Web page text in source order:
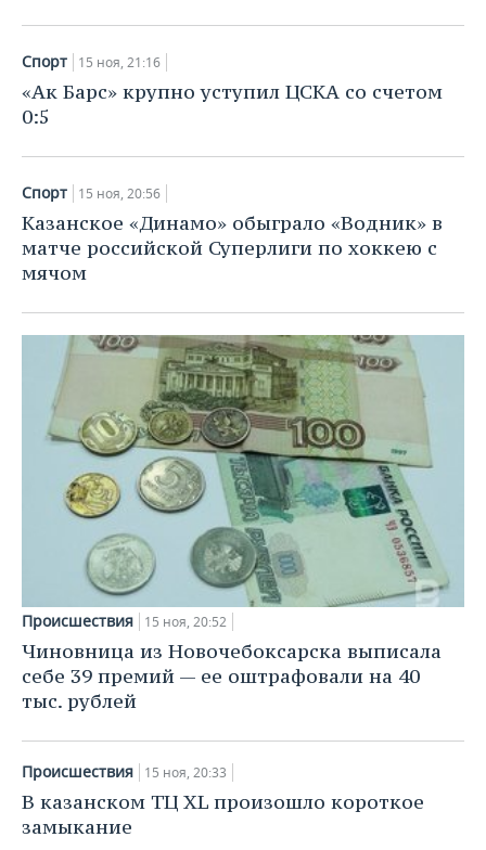
Спорт 15 ноя, 21:16
«Ак Барс» крупно уступил ЦСКА со счетом
0:5
Спорт 15 ноя, 20:56
Казанское «Динамо» обыграло «Водник» в
матче российской Суперлиги по хоккею с
мячом
Происшествия 15 ноя, 20:52
Чиновница из Новочебоксарска выписала
себе 39 премий — ее оштрафовали на 40
тыс. рублей
Происшествия 15 ноя, 20:33
В казанском ТЦ XL произошло короткое
замыкание